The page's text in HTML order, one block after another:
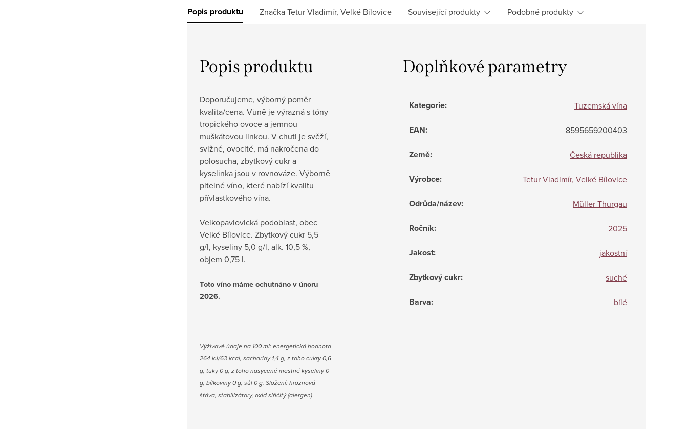
Popis produktu ZnačkaTetur Vladimír, Velké Bílovice Související produkty Podobné produkty
Popis produktu
Doporučujeme, výborný poměr
kvalita/cena. Vůně je výrazná s tóny
tropického ovoce a jemnou
muškátovou linkou. V chuti je svěží,
svižné, ovocité, má nakročena do
polosucha, zbytkový cukr a
kyselinka jsou v rovnováze. Výborně
pitelné víno, které nabízí kvalitu
přívlastkového vína.
Velkopavlovická podoblast, obec
Velké Bílovice. Zbytkový cukr 5,5
g/l, kyseliny 5,0 g/l, alk. 10,5 %,
objem 0,75 l.
Toto víno máme ochutnáno v únoru
2026.
Výživové údaje na 100 ml: energetická hodnota
264 kJ/63 kcal, sacharidy 1,4 g, z toho cukry 0,6
g, tuky 0 g, z toho nasycené mastné kyseliny 0
g, bílkoviny 0 g, sůl 0 g. Složení: hroznová
šťáva, stabilizátory, oxid siřičitý (alergen).
Doplňkové parametry
Kategorie: Tuzemská vína
EAN: 8595659200403
Země: Česká republika
Výrobce: Tetur Vladimír, Velké Bílovice
Odrůda/název: Müller Thurgau
Ročník: 2025
Jakost: jakostní
Zbytkový cukr: suché
Barva: bílé